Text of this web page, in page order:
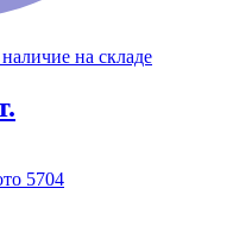
на складе
5704